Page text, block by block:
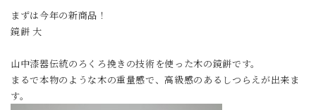
まずは今年の新商品！
鏡餅 大
山中漆器伝統のろくろ挽きの技術を使った木の鏡餅です。
まるで本物のような木の重量感で、高級感のあるしつらえが出来ま
す。